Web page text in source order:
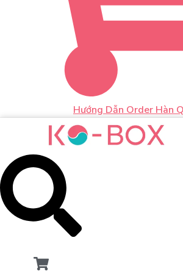
Hướng Dẫn Order Hàn